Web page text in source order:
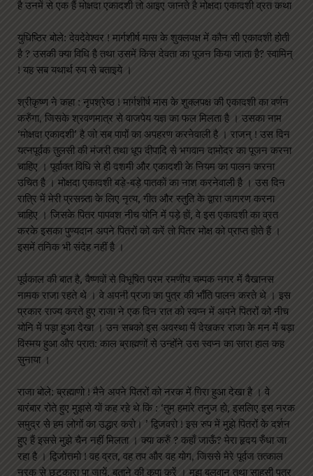
है उनमें से एक हैं मोक्षदा एकादशी तो आइए जानते है मोक्षदा एकादशी व्रत कथा
युधिष्ठिर बोले: देवदेवेश्वर ! मार्गशीर्ष मास के शुक्लपक्ष में कौन सी एकादशी होती
है ? उसकी क्या विधि है तथा उसमें किस देवता का पूजन किया जाता है? स्वामिन्
! यह सब यथार्थ रुप से बताइये ।
श्रीकृष्ण ने कहा : नृपश्रेष्ठ ! मार्गशीर्ष मास के शुक्लपक्ष की एकादशी का वर्णन
करुँगा, जिसके श्रवणमात्र से वाजपेय यज्ञ का फल मिलता है । उसका नाम
‘मोक्षदा एकादशी’ है जो सब पापों का अपहरण करनेवाली है । राजन् ! उस दिन
यत्नपूर्वक तुलसी की मंजरी तथा धूप दीपादि से भगवान दामोदर का पूजन करना
चाहिए । पूर्वाक्त विधि से ही दशमी और एकादशी के नियम का पालन करना
उचित है । मोक्षदा एकादशी बड़े-बड़े पातकों का नाश करनेवाली है । उस दिन
रात्रि में मेरी प्रसन्न्ता के लिए नृत्य, गीत और स्तुति के द्वारा जागरण करना
चाहिए । जिसके पितर पापवश नीच योनि में पड़े हों, वे इस एकादशी का व्रत
करके इसका पुण्यदान अपने पितरों को करें तो पितर मोक्ष को प्राप्त होते हैं ।
इसमें तनिक भी संदेह नहीं है ।
पूर्वकाल की बात है, वैष्णवों से विभूषित परम रमणीय चम्पक नगर में वैखानस
नामक राजा रहते थे । वे अपनी प्रजा का पुत्र की भाँति पालन करते थे । इस
प्रकार राज्य करते हुए राजा ने एक दिन रात को स्वप्न में अपने पितरों को नीच
योनि में पड़ा हुआ देखा । उन सबको इस अवस्था में देखकर राजा के मन में बड़ा
विस्मय हुआ और प्रात: काल ब्राह्मणों से उन्होंने उस स्वप्न का सारा हाल कह
सुनाया ।
राजा बोले: ब्रह्माणो ! मैने अपने पितरों को नरक में गिरा हुआ देखा है । वे
बारंबार रोते हुए मुझसे यों कह रहे थे कि : ‘तुम हमारे तनुज हो, इसलिए इस नरक
समुद्र से हम लोगों का उद्धार करो। ’ द्विजवरो ! इस रुप में मुझे पितरों के दर्शन
हुए हैं इससे मुझे चैन नहीं मिलता । क्या करुँ ? कहाँ जाऊँ? मेरा हृदय रुँधा जा
रहा है । द्विजोत्तमो ! वह व्रत, वह तप और वह योग, जिससे मेरे पूर्वज तत्काल
नरक से छुटकारा पा जायें, बताने की कृपा करें । मुझ बलवान तथा साहसी पुत्र